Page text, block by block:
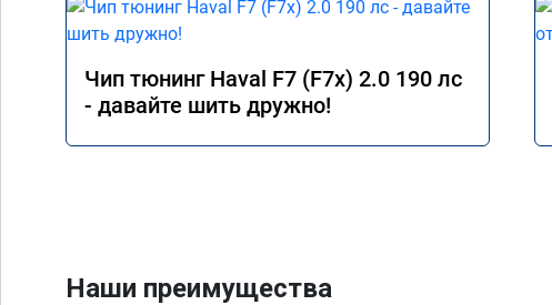
Чип тюнинг Haval F7 (F7x) 2.0 190 лс
- давайте шить дружно!
Наши преимущества